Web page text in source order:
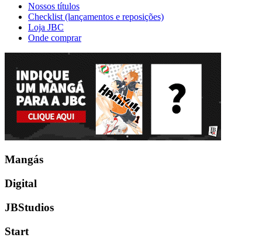
Nossos títulos
Checklist (lançamentos e reposições)
Loja JBC
Onde comprar
Mangás
Digital
JBStudios
Start